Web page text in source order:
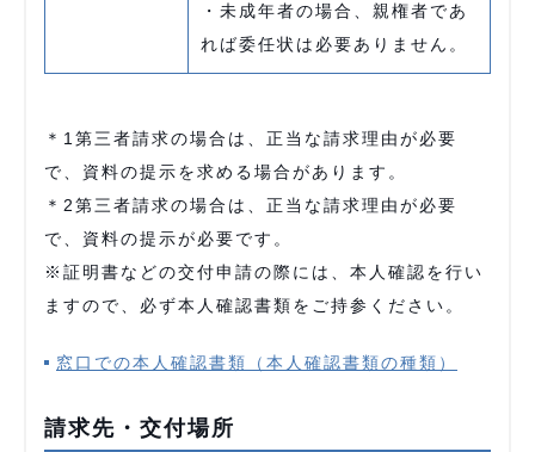
・未成年者の場合、親権者であ
れば委任状は必要ありません。
＊1第三者請求の場合は、正当な請求理由が必要
で、資料の提示を求める場合があります。
＊2第三者請求の場合は、正当な請求理由が必要
で、資料の提示が必要です。
※証明書などの交付申請の際には、本人確認を行い
ますので、必ず本人確認書類をご持参ください。
窓口での本人確認書類（本人確認書類の種類）
請求先・交付場所